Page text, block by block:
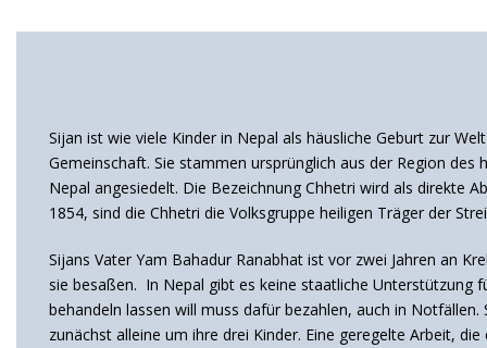
Sijan ist wie viele Kinder in Nepal als häusliche Geburt zur
Gemeinschaft. Sie stammen ursprünglich aus der Region
Nepal angesiedelt. Die Bezeichnung Chhetri wird als direkte
1854, sind die Chhetri die Volksgruppe heiligen Träger der
Sijans Vater Yam Bahadur Ranabhat ist vor zwei Jahren an
sie besaßen. In Nepal gibt es keine staatliche Unterstützung
behandeln lassen will muss dafür bezahlen, auch in
zunächst alleine um ihre drei Kinder. Eine geregelte Arbeit,